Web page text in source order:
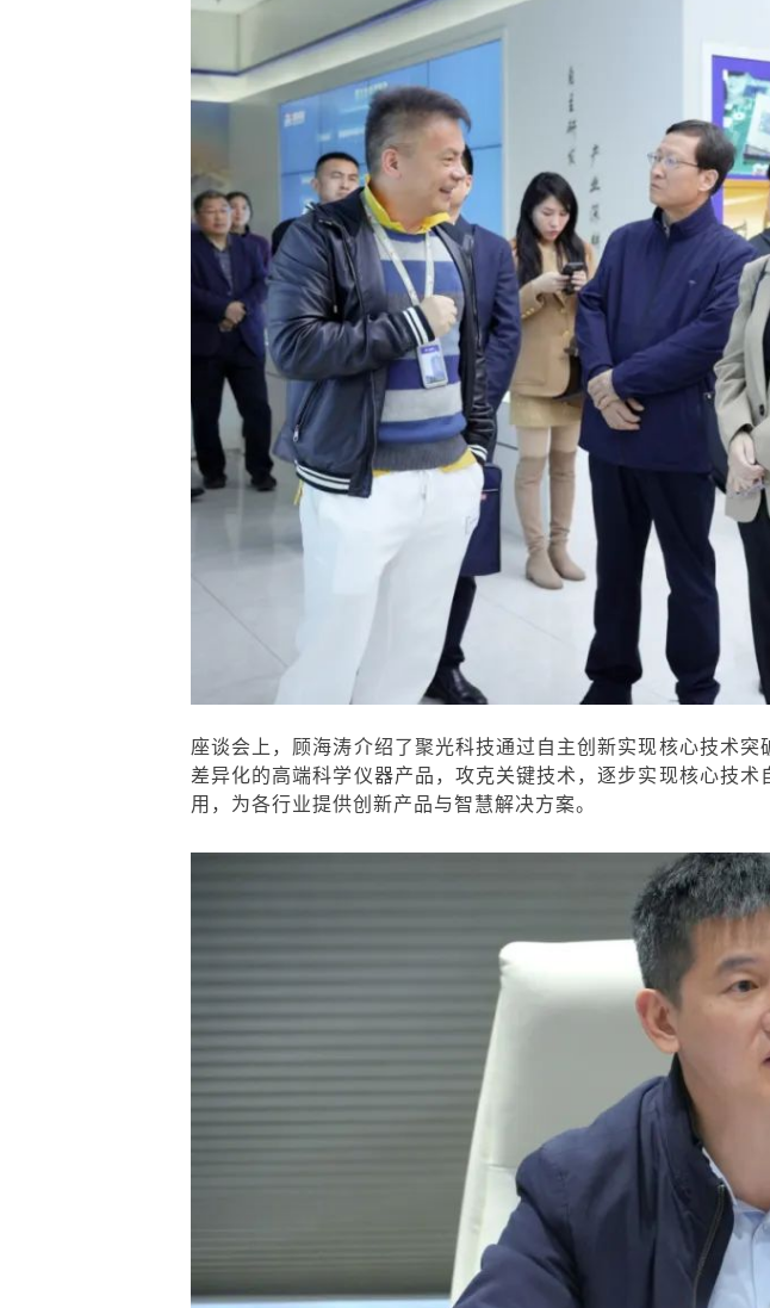
座谈会上，顾海涛介绍了聚光科技通过自主创新实现核心技术
差异化的高端科学仪器产品，攻克关键技术，逐步实现核心技
用，为各行业提供创新产品与智慧解决方案。